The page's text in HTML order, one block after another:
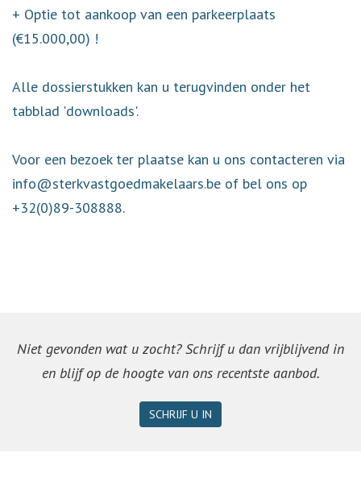
+ Optie tot aankoop van een parkeerplaats
(€15.000,00) !
Alle dossierstukken kan u terugvinden onder het
tabblad 'downloads'.
Voor een bezoek ter plaatse kan u ons contacteren via
info@sterkvastgoedmakelaars.be of bel ons op
+32(0)89-308888.
Niet gevonden wat u zocht? Schrijf u dan vrijblijvend in
en blijf op de hoogte van ons recentste aanbod.
SCHRIJF U IN